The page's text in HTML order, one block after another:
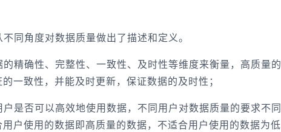
角度对数据质量做出了描述和定义。
确性、完整性、一致性、及时性等维度来衡量，高质量
一致性，并能及时更新，保证数据的及时性；
否可以高效地使用数据，不同用户对数据质量的要求不同
户使用的数据即高质量的数据，不适合用户使用的数据为